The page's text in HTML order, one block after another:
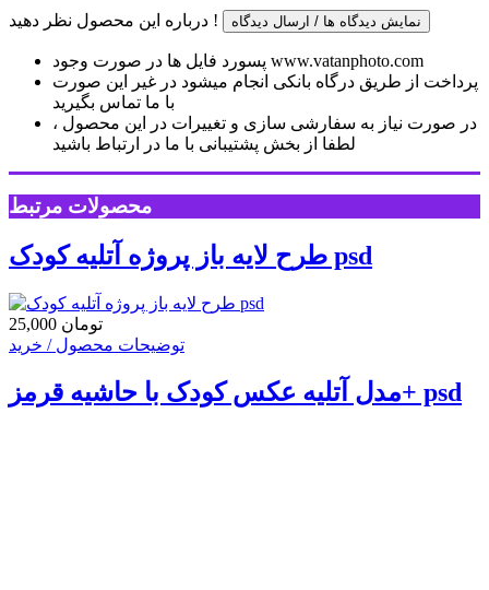
درباره این محصول نظر دهید ! نمایش دیدگاه ها / ارسال دیدگاه
پسورد فایل ها در صورت وجود www.vatanphoto.com
پرداخت از طریق درگاه بانکی انجام میشود در غیر این صورت
با ما تماس بگیرید
در صورت نیاز به سفارشی سازی و تغییرات در این محصول ،
لطفا از بخش پشتیبانی با ما در ارتباط باشید
محصولات مرتبط
طرح لایه باز پروژه آتلیه کودک psd
25,000 تومان
توضیحات محصول / خرید
مدل آتلیه عکس کودک با حاشیه قرمز+ psd